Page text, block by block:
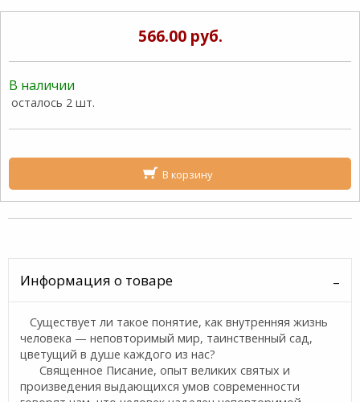
566.00 руб.
В наличии
осталось 2 шт.
В корзину
Информация о товаре
Существует ли такое понятие, как внутренняя жизнь
человека — неповторимый мир, таинственный сад,
цветущий в душе каждого из нас?
Священное Писание, опыт великих святых и
произведения выдающихся умов современности